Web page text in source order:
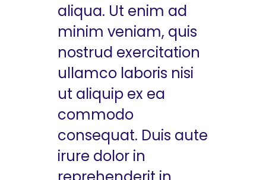
aliqua. Ut enim ad
minim veniam, quis
nostrud exercitation
ullamco laboris nisi
ut aliquip ex ea
commodo
consequat. Duis aute
irure dolor in